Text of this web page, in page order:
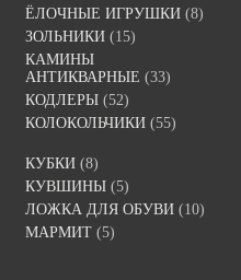
ЁЛОЧНЫЕ ИГРУШКИ (8)
ЗОЛЬНИКИ (15)
КАМИНЫ
АНТИКВАРНЫЕ (33)
КОДЛЕРЫ (52)
КОЛОКОЛЬЧИКИ (55)
КУБКИ (8)
КУВШИНЫ (5)
ЛОЖКА ДЛЯ ОБУВИ (10)
МАРМИТ (5)